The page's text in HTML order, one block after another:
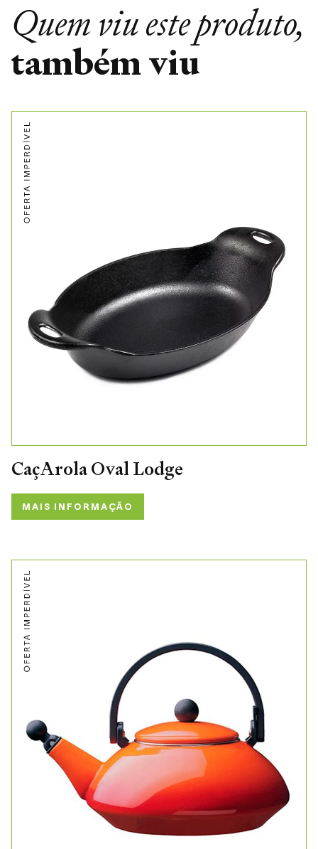
Quem viu este produto,
também viu
CaçArola Oval Lodge
MAIS INFORMAÇÃO